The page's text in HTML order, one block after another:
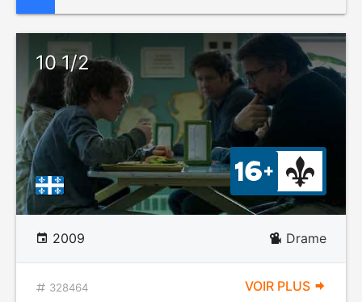
10 1/2
2009 Drame
328464 VOIR PLUS